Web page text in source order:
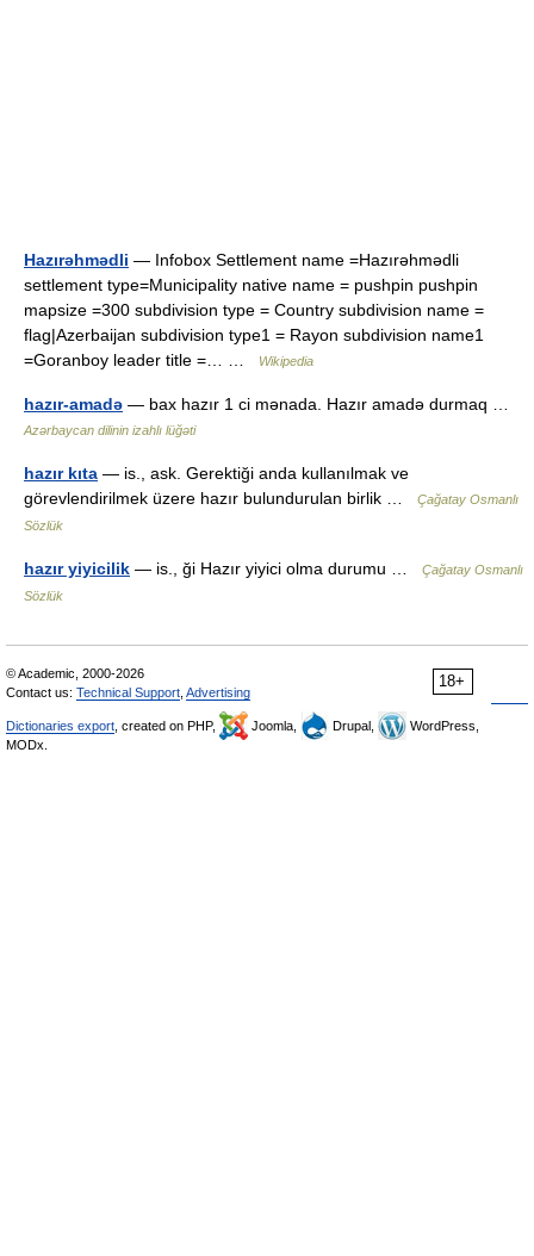
Hazırəhmədli — Infobox Settlement name =Hazırəhmədli
settlement type=Municipality native name = pushpin pushpin
mapsize =300 subdivision type = Country subdivision name =
flag|Azerbaijan subdivision type1 = Rayon subdivision name1
=Goranboy leader title =… …
Wikipedia
hazır-amadə — bax hazır 1 ci mənada. Hazır amadə durmaq …
Azərbaycan dilinin izahlı lüğəti
hazır kıta — is., ask. Gerektiği anda kullanılmak ve
görevlendirilmek üzere hazır bulundurulan birlik …
Çağatay Osmanlı
Sözlük
hazır yiyicilik — is., ği Hazır yiyici olma durumu …
Çağatay Osmanlı
Sözlük
18+
© Academic, 2000-2026
Contact us: Technical Support Advertising
Dictionaries export , created on PHP, Joomla, Drupal,
WordPress,
MODx.